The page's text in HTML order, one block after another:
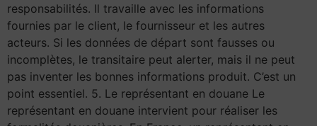
responsabilités. Il travaille avec les informations
fournies par le client, le fournisseur et les autres
acteurs. Si les données de départ sont fausses ou
incomplètes, le transitaire peut alerter, mais il ne peut
pas inventer les bonnes informations produit. C’est un
point essentiel. 5. Le représentant en douane Le
représentant en douane intervient pour réaliser les